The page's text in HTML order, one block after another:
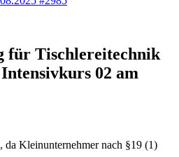
für Tischlereitechnik
02 am
da Kleinunternehmer nach §19 (1)